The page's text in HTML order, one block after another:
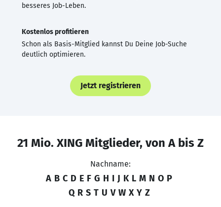
besseres Job-Leben.
Kostenlos profitieren
Schon als Basis-Mitglied kannst Du Deine Job-Suche
deutlich optimieren.
Jetzt registrieren
21 Mio. XING Mitglieder, von A bis Z
Nachname:
A B C D E F G H I J K L M N O P
Q R S T U V W X Y Z